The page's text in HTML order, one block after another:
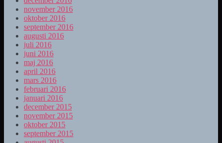
november 2016
oktober 2016
september 2016
augusti 2016
juli 2016
juni 2016
maj 2016
april 2016
mars 2016
februari 2016
januari 2016
december 2015
november 2015
oktober 2015
september 2015